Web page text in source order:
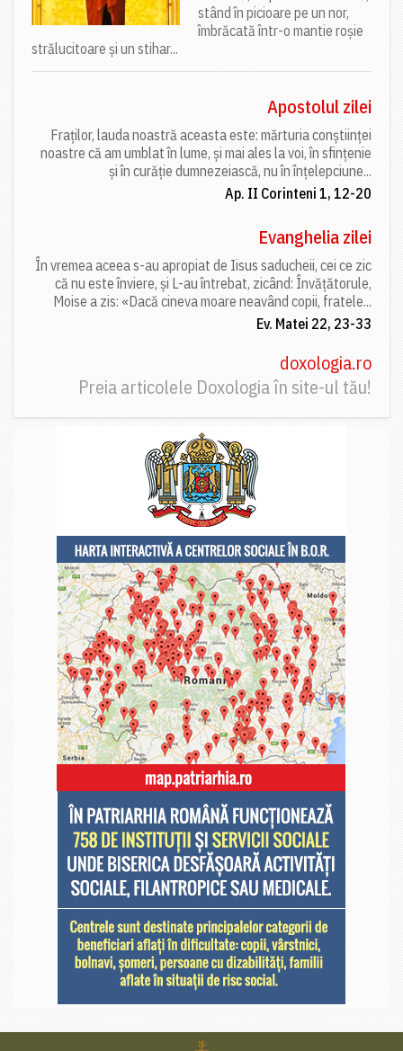
stând în picioare pe un nor,
îmbrăcată într-o mantie roșie
strălucitoare și un stihar...
Apostolul zilei
Fraților, lauda noastră aceasta este: mărturia conștiinței
noastre că am umblat în lume, și mai ales la voi, în sfințenie
și în curăție dumnezeiască, nu în înțelepciune...
Ap. II Corinteni 1, 12-20
Evanghelia zilei
În vremea aceea s-au apropiat de Iisus saducheii, cei ce zic
că nu este înviere, și L-au întrebat, zicând: Învățătorule,
Moise a zis: «Dacă cineva moare neavând copii, fratele...
Ev. Matei 22, 23-33
doxologia.ro
Preia articolele Doxologia în site-ul tău!